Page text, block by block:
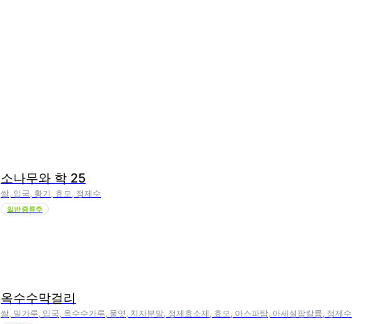
소나무와 학 25
쌀, 입국, 황기, 효모, 정제수
일반증류주
옥수수막걸리
쌀, 밀가루, 입국, 옥수수가루, 물엿, 치자분말, 정제효소제, 효모, 아스파탐, 아세설팜칼륨, 정제수